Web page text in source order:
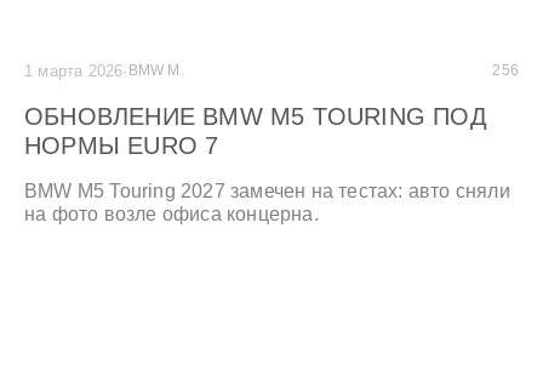
1 марта 2026· BMW M. 256
ОБНОВЛЕНИЕ BMW M5 TOURING ПОД
НОРМЫ EURO 7
BMW M5 Touring 2027 замечен на тестах: авто сняли
на фото возле офиса концерна.